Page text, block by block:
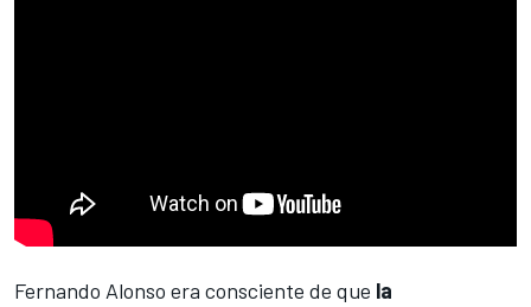
Fernando Alonso era consciente de que la